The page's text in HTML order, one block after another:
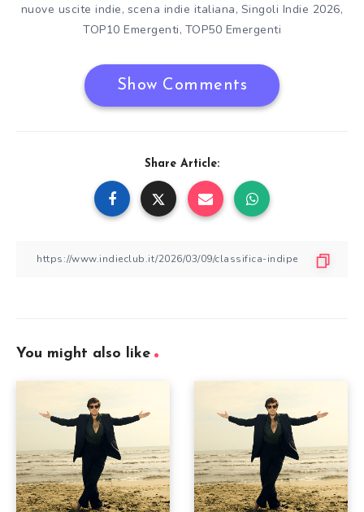
nuove uscite indie, scena indie italiana, Singoli Indie 2026,
TOP10 Emergenti, TOP50 Emergenti
Show Comments
Share Article:
You might also like